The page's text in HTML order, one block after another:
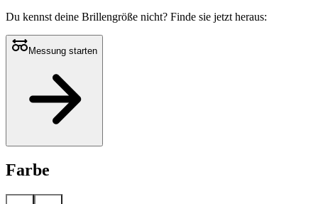
Du kennst deine Brillengröße nicht? Finde sie jetzt heraus:
Messung starten
Farbe